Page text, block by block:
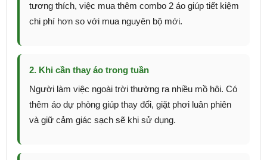
tương thích, việc mua thêm combo 2 áo giúp tiết kiệm
chi phí hơn so với mua nguyên bộ mới.
2. Khi cần thay áo trong tuần
Người làm việc ngoài trời thường ra nhiều mồ hôi. Có
thêm áo dự phòng giúp thay đổi, giặt phơi luân phiên
và giữ cảm giác sạch sẽ khi sử dụng.